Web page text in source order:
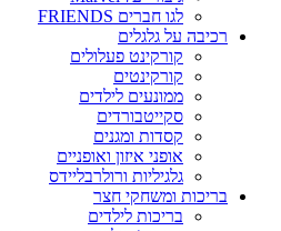
לגו חברים FRIENDS
רכיבה על גלגלים
קורקינט פעלולים
קורקינטים
ממונעים לילדים
סקייטבורדים
קסדות ומגנים
אופני איזון ואופניים
גלגיליות ורולרבליידס
בריכות ומשחקי חצר
בריכות לילדים